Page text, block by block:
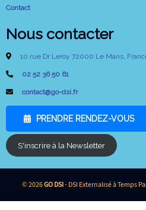
Contact
Nous contacter
10 rue Dr Leroy 72000 Le Mans,
02 52 36 50 61
contact@go-dsi.fr
PRENDRE RENDEZ-VOUS
S'inscrire à la Newsletter
© 2026GO DSI- DSI Externalisé à Temps